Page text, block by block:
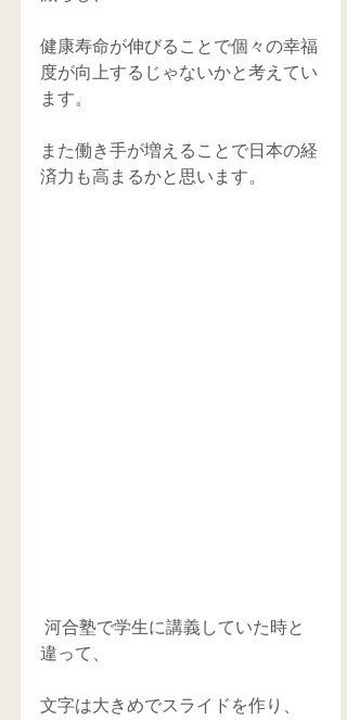
健康寿命が伸びることで個々の幸福
度が向上するじゃないかと考えてい
ます。
また働き手が増えることで日本の経
済力も高まるかと思います。
違って、
文字は大きめでスライドを作り、